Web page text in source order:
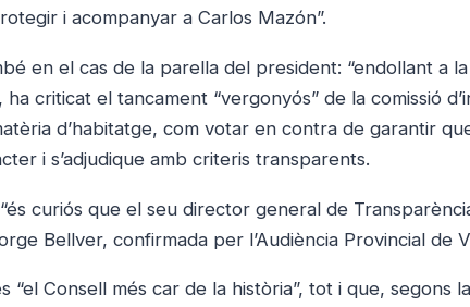
i acompanyar a Carlos Mazón”.
en el cas de la parella del president: “endollant a
criticat el tancament “vergonyós” de la comissió
d’habitatge, com votar en contra de garantir
i s’adjudique amb criteris transparents.
curiós que el seu director general de
Bellver, confirmada per l’Audiència Provincial de
“el Consell més car de la història”, tot i que, segons